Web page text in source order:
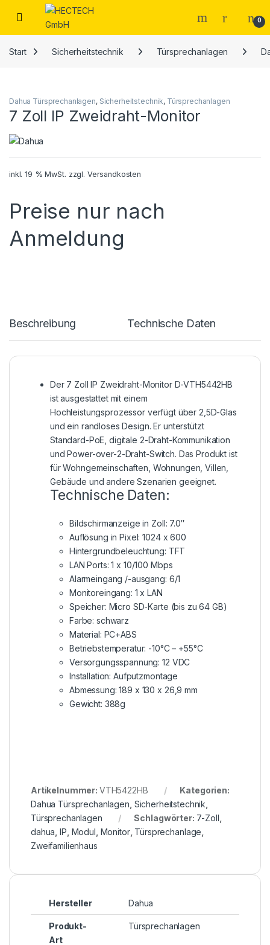
Open 0
Start Sicherheitstechnik Türsprechanlagen
Dahua Türsprechanlagen, Sicherheitstechnik, Türsprechanlagen
7 Zoll IP Zweidraht-Monitor
inkl. 19 % MwSt. zzgl. Versandkosten
Preise nur nach
Anmeldung
Beschreibung Technische Daten
Der 7 Zoll IP Zweidraht-Monitor D-VTH5442HB
ist ausgestattet mit einem
Hochleistungsprozessor verfügt über 2,5D-Glas
und ein randloses Design. Er unterstützt
Standard-PoE, digitale 2-Draht-Kommunikation
und Power-over-2-Draht-Switch. Das Produkt ist
für Wohngemeinschaften, Wohnungen, Villen,
Gebäude und andere Szenarien geeignet.
Technische Daten:
Bildschirmanzeige in Zoll: 7.0″
Auflösung in Pixel: 1024 x 600
Hintergrundbeleuchtung: TFT
LAN Ports: 1 x 10/100 Mbps
Alarmeingang /-ausgang: 6/1
Monitoreingang: 1 x LAN
Speicher: Micro SD-Karte (bis zu 64 GB)
Farbe: schwarz
Material: PC+ABS
Betriebstemperatur: -10°C – +55°C
Versorgungsspannung: 12 VDC
Installation: Aufputzmontage
Abmessung: 189 x 130 x 26,9 mm
Gewicht: 388g
Artikelnummer: VTH5422HB
Kategorien:
Dahua Türsprechanlagen Sicherheitstechnik
Türsprechanlagen
Schlagwörter: 7-Zoll
dahua ,IP Modul Monitor, Türsprechanlage
Zweifamilienhaus
Hersteller Dahua
Produkt-
Art
Türsprechanlagen